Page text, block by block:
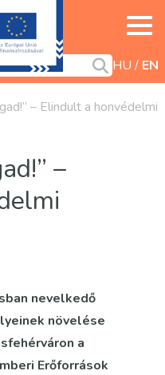
HU EN
– Elindult a honvédelmi
–
nevelkedő
növelése
a
Erőforrások